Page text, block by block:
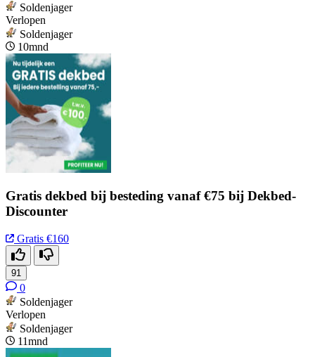
Soldenjager
Verlopen
Soldenjager
10mnd
Gratis dekbed bij besteding vanaf €75 bij Dekbed-
Discounter
Gratis €160
91
0
Soldenjager
Verlopen
Soldenjager
11mnd